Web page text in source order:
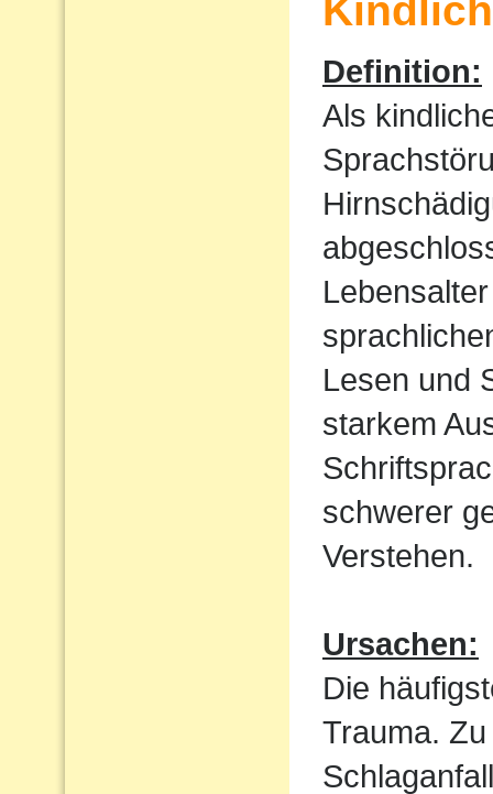
Definition:
Als
Lesen und
starkem
schwerer
Verstehen.
Ursachen:
Die
Trauma.